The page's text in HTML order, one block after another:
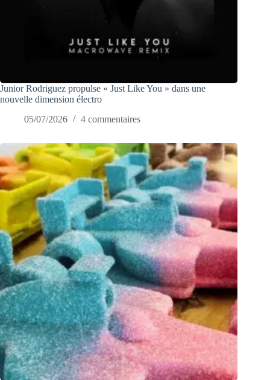
Junior Rodriguez propulse « Just Like You » dans une
nouvelle dimension électro
05/07/2026
4 commentaires